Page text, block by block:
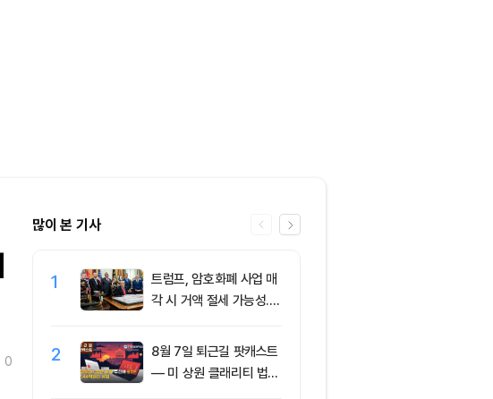
0
많이 본 기사
1
트럼프, 암호화폐 사업 매
각 시 거액 절세 가능성...
주목
2
8월 7일 퇴근길 팟캐스트
— 미 상원 클래리티 법안